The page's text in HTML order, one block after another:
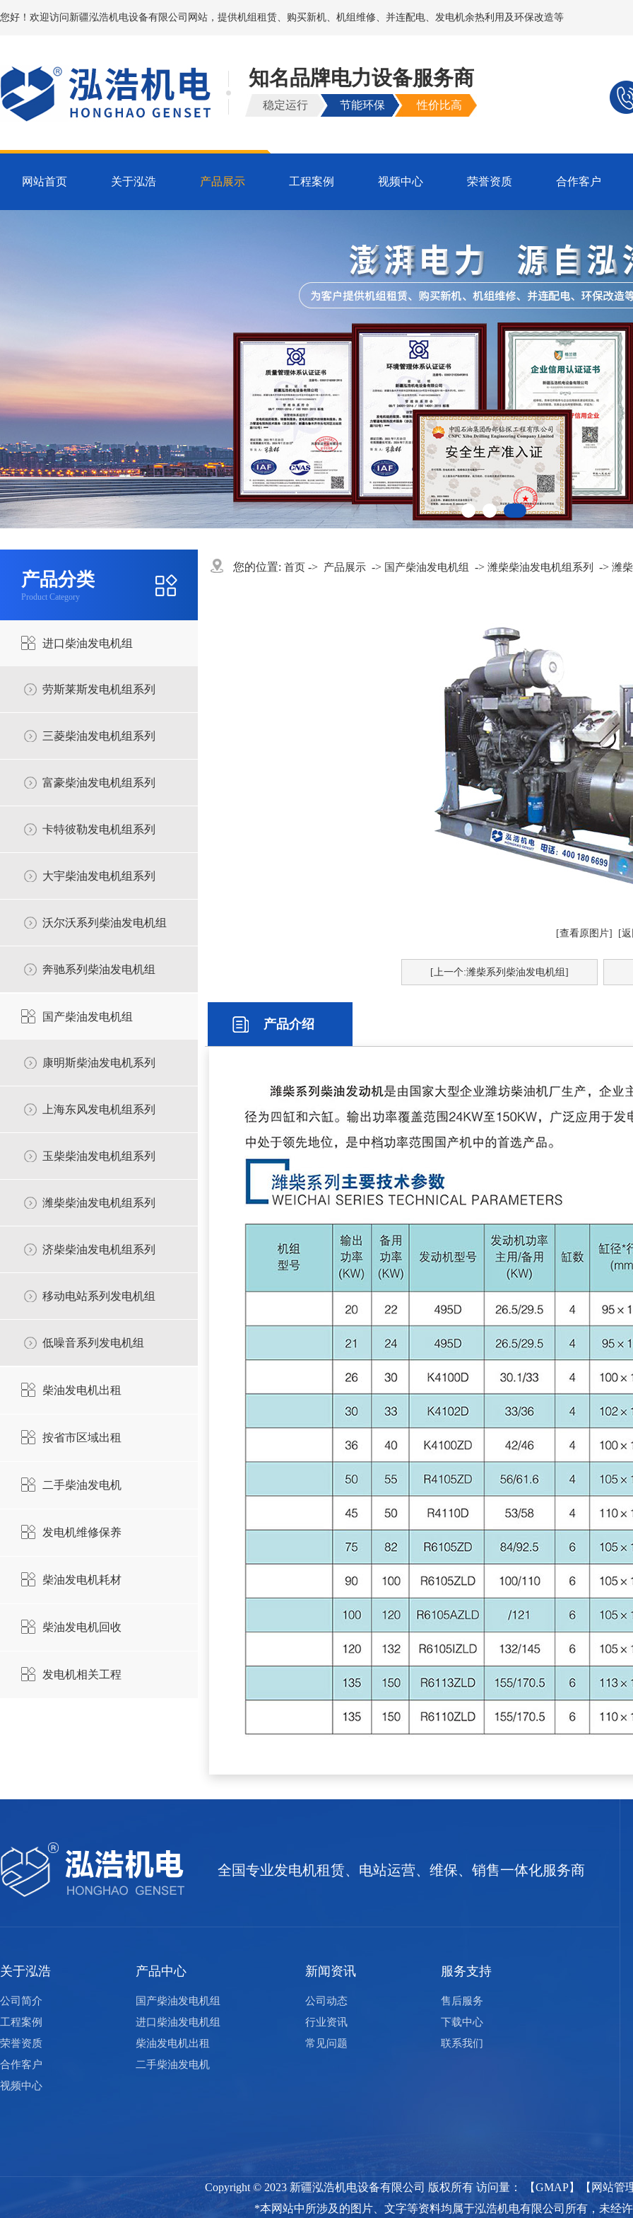
您好！欢迎访问新疆泓浩机电设备有限公司网站，提供机组租赁、购买新机、机组维修、并连配电、发电机余热利用及环保改造等
知名品牌电力设备服务商
稳定运行 节能环保 性价比高
网站首页 关于泓浩 产品展示 工程案例 视频中心 荣誉资质 合作客户
产品分类
Product Category
进口柴油发电机组
劳斯莱斯发电机组系列
三菱柴油发电机组系列
富豪柴油发电机组系列
卡特彼勒发电机组系列
大宇柴油发电机组系列
沃尔沃系列柴油发电机组
奔驰系列柴油发电机组
国产柴油发电机组
康明斯柴油发电机系列
上海东风发电机组系列
玉柴柴油发电机组系列
潍柴柴油发电机组系列
济柴柴油发电机组系列
移动电站系列发电机组
低噪音系列发电机组
柴油发电机出租
按省市区域出租
二手柴油发电机
发电机维修保养
柴油发电机耗材
柴油发电机回收
发电机相关工程
您的位置: 首页 -> 产品展示 -> 国产柴油发电机组 -> 潍柴柴油发电机组系列 -> 潍
[查看原图片] [
[上一个:潍柴系列柴油发电机组]
全国专业发电机租赁、电站运营、维保、销售一体化服务商
关于泓浩
公司简介
工程案例
荣誉资质
合作客户
视频中心
产品中心
国产柴油发电机组
进口柴油发电机组
柴油发电机出租
二手柴油发电机
新闻资讯
公司动态
行业资讯
常见问题
服务支持
售后服务
下载中心
联系我们
Copyright © 2023 新疆泓浩机电设备有限公司 版权所有 访问量： 【GMAP】【 网站管
*本网站中所涉及的图片、文字等资料均属于泓浩机电有限公司 所有，未经